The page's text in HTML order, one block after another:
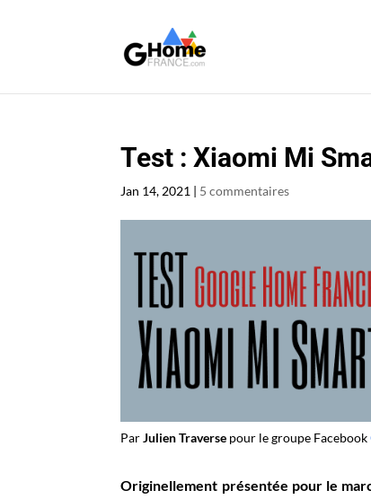
Test : Xiaomi Mi
Jan 14, 2021 | 5 commentaires
ParJulien Traverse pour le groupe Facebook
Originellement présentée pour le